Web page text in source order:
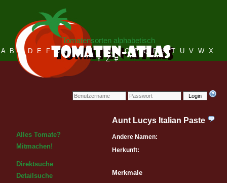
Login
Tomatensorten alphabetisch
A B C D E F G H I J K L M N O P Q R S T U V W X
Y Z #
Alles Tomate?
Mitmachen!
Direktsuche
Detailsuche
Aunt Lucys Italian Paste
Andere Namen:
Herkunft:
Merkmale